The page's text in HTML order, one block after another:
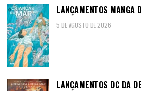
LANÇAMENTOS MANGA
5 DE AGOSTO DE 2026
LANÇAMENTOS DC DA